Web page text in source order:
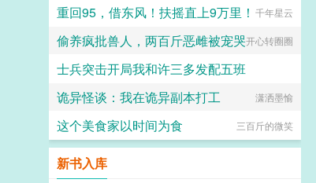
重回95，借东风！扶摇直上9万里！ 千年星云
偷养疯批兽人，两百斤恶雌被宠哭开心转圈圈
士兵突击开局我和许三多发配五班
用户28451444
诡异怪谈：我在诡异副本打工 潇洒墨愉
这个美食家以时间为食 三百斤的微笑
新书入库